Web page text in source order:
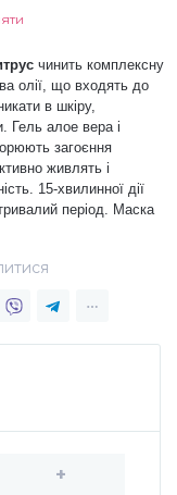
чинить комплексну
олії, що входять до
в шкіру,
Гель алое вера і
загоєння
живлять і
15-хвилинної дії
період. Маска
+